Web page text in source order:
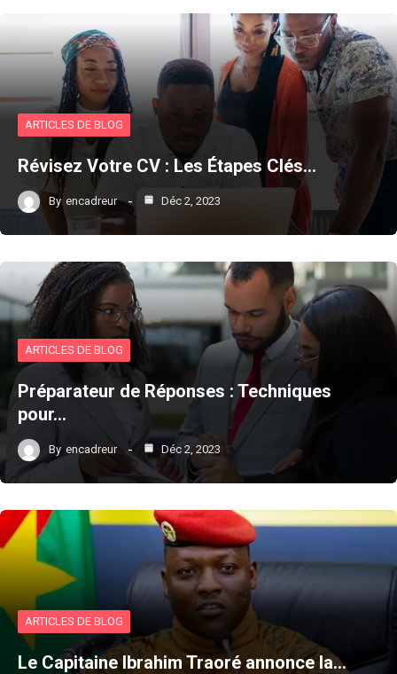
ARTICLES DE BLOG
Révisez Votre CV : Les Étapes Clés…
By encadreur Déc 2, 2023
ARTICLES DE BLOG
Préparateur de Réponses : Techniques
pour…
By encadreur Déc 2, 2023
ARTICLES DE BLOG
Le Capitaine Ibrahim Traoré annonce la…